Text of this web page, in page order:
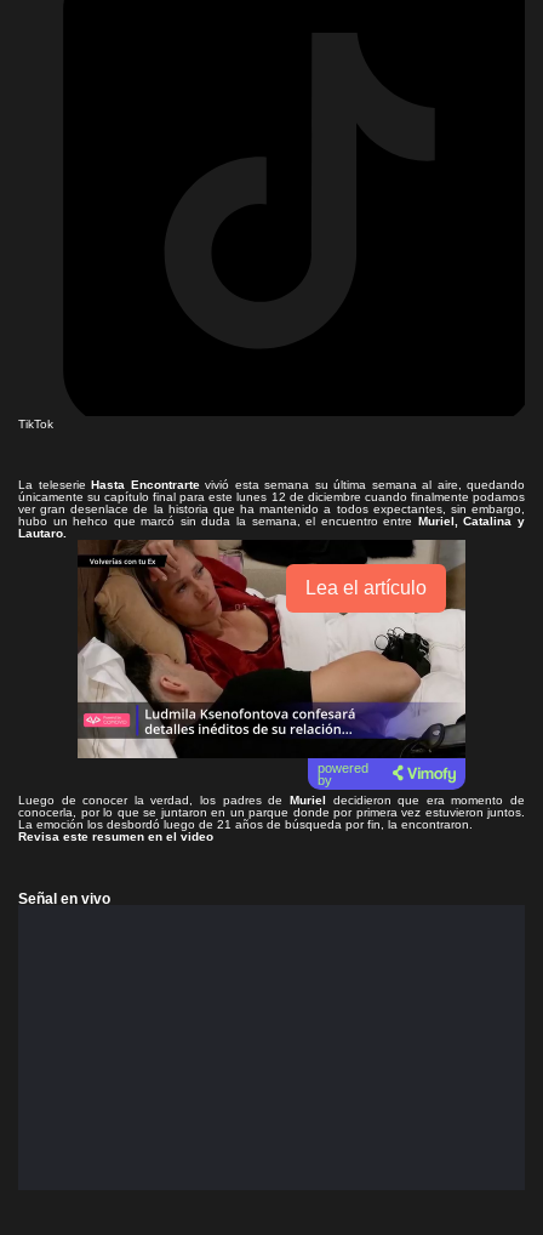
TikTok
La teleserie Hasta Encontrarte vivió esta semana su última semana al aire, quedando
únicamente su capítulo final para este lunes 12 de diciembre cuando finalmente podamos
ver gran desenlace de la historia que ha mantenido a todos expectantes, sin embargo,
hubo un hehco que marcó sin duda la semana, el encuentro entre Muriel, Catalina y
Lautaro.
Lea el artículo
powered
by
Luego de conocer la verdad, los padres de Muriel decidieron que era momento de
conocerla, por lo que se juntaron en un parque donde por primera vez estuvieron juntos.
La emoción los desbordó luego de 21 años de búsqueda por fin, la encontraron.
Revisa este resumen en el video
Señal en vivo